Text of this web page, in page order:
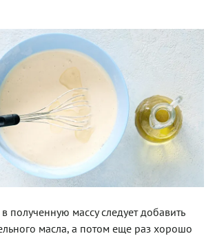
полученную массу следует добавить
масла, а потом еще раз хорошо